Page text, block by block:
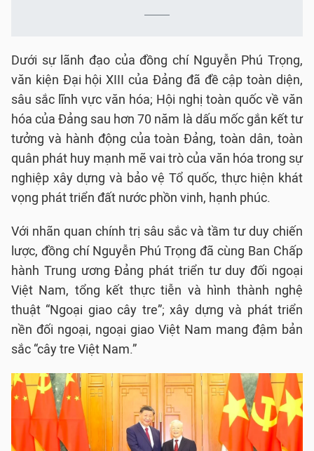
Dưới sự lãnh đạo của đồng chí Nguyễn Phú Trọng,
văn kiện Đại hội XIII của Đảng đã đề cập toàn diện,
sâu sắc lĩnh vực văn hóa; Hội nghị toàn quốc về văn
hóa của Đảng sau hơn 70 năm là dấu mốc gắn kết tư
tưởng và hành động của toàn Đảng, toàn dân, toàn
quân phát huy mạnh mẽ vai trò của văn hóa trong sự
nghiệp xây dựng và bảo vệ Tổ quốc, thực hiện khát
vọng phát triển đất nước phồn vinh, hạnh phúc.
Với nhãn quan chính trị sâu sắc và tầm tư duy chiến
lược, đồng chí Nguyễn Phú Trọng đã cùng Ban Chấp
hành Trung ương Đảng phát triển tư duy đối ngoại
Việt Nam, tổng kết thực tiễn và hình thành nghệ
thuật “Ngoại giao cây tre”; xây dựng và phát triển
nền đối ngoại, ngoại giao Việt Nam mang đậm bản
sắc “cây tre Việt Nam.”